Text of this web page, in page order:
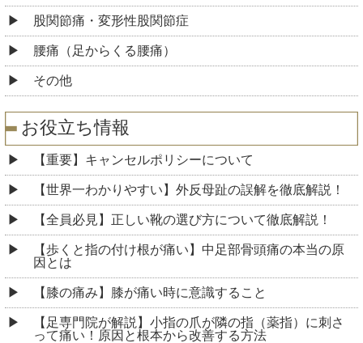
股関節痛・変形性股関節症
腰痛（足からくる腰痛）
その他
お役立ち情報
【重要】キャンセルポリシーについて
【世界一わかりやすい】外反母趾の誤解を徹底解説！
【全員必見】正しい靴の選び方について徹底解説！
【歩くと指の付け根が痛い】中足部骨頭痛の本当の原
因とは
【膝の痛み】膝が痛い時に意識すること
【足専門院が解説】小指の爪が隣の指（薬指）に刺さ
って痛い！原因と根本から改善する方法